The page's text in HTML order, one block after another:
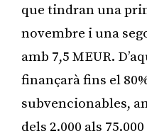
que tindran una
novembre i una
amb 7,5 MEUR.
finançarà fins el
subvencionables,
dels 2.000 als